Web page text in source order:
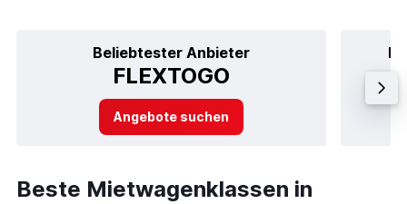
Beliebtester Anbieter
FLEXTOGO
Angebote suchen
Beste Mietwagenklassen in